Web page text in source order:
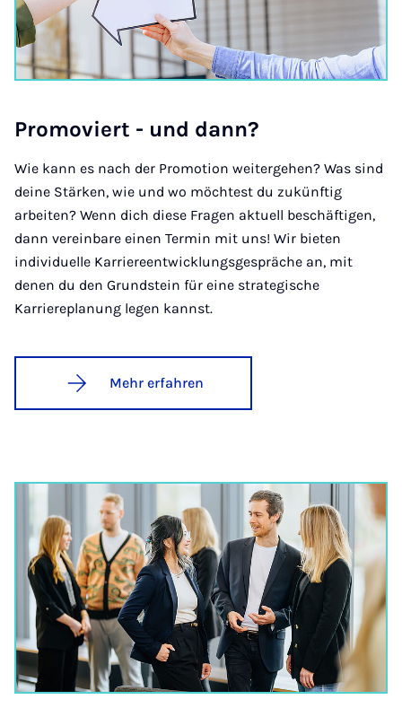
Pro­mo­viert - und dann?
Wie kann es nach der Promotion weitergehen? Was sind
deine Stärken, wie und wo möchtest du zukünftig
arbeiten? Wenn dich diese Fragen aktuell beschäftigen,
dann vereinbare einen Termin mit uns! Wir bieten
individuelle Karriereentwicklungsgespräche an, mit
denen du den Grundstein für eine strategische
Karriereplanung legen kannst.
Mehr erfahren